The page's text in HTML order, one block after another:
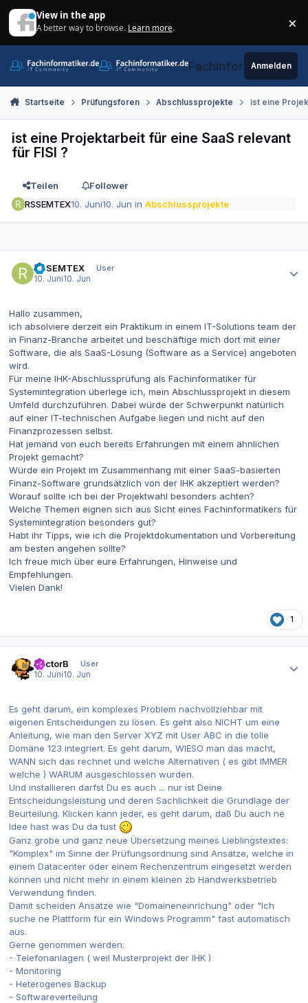
View in the app
A better way to browse. Learn more. ×
Fachinformatiker.de
Anmelden
Startseite Prüfungsforen Abschlussprojekte ist eine
ist eine Projektarbeit für eine SaaS relevant
für FISI ?
Teilen
Follower
RSSEMTEX10. Juni10. Jun inAbschlussprojekte
RSSEMTEX
User
10. Juni10. Jun
Hallo zusammen,
ich absolviere derzeit ein Praktikum in einem IT-Solutions team der
in Finanz-Branche arbeitet und beschäftige mich dort mit einer
Software, die als SaaS-Lösung (Software as a Service) angeboten
wird.
Für meine IHK-Abschlussprüfung als Fachinformatiker für
Systemintegration überlege ich, mein Abschlussprojekt in diesem
Umfeld durchzuführen. Dabei würde der Schwerpunkt natürlich
auf einer IT-technischen Aufgabe liegen und nicht auf den
Finanzprozessen selbst.
Hat jemand von euch bereits Erfahrungen mit einem ähnlichen
Projekt gemacht?
Würde ein Projekt im Zusammenhang mit einer SaaS-basierten
Finanz-Software grundsätzlich von der IHK akzeptiert werden?
Worauf sollte ich bei der Projektwahl besonders achten?
Welche Themen eignen sich aus Sicht eines Fachinformatikers für
Systemintegration besonders gut?
Habt ihr Tipps, wie ich die Projektdokumentation und Vorbereitung
am besten angehen sollte?
Ich freue mich über eure Erfahrungen, Hinweise und
Empfehlungen.
Vielen Dank!
1
DoctorB
User
10. Juni10. Jun
Es geht darum, ein komplexes Problem nachvollziehbar mit
eigenen Entscheidungen zu lösen. Es geht also NICHT um eine
Anleitung, wie man den Server XYZ mit User ABC in die tolle
Domäne 123 integriert. Es geht darum, WIESO man das macht,
WANN sich das rechnet und welche Alternativen ( es gibt IMMER
welche ) WARUM ausgeschlossen wurden.
Und installieren darfst Du es auch ... nur ist Deine
Entscheidungsleistung und deren Sachlichkeit die Grundlage der
Beurteilung. Klicken kann jeder, es geht darum, daß Du auch ne
Idee hast was Du da tust
Ganz grobe und ganz neue Übersetzung meines Lieblingstextes:
"Komplex" im Sinne der Prüfungsordnung sind Ansätze, welche in
einem Datacenter oder einem Rechenzentrum eingesetzt werden
können und nicht mehr in einem kleinen zb Handwerksbetrieb
Verwendung finden.
Damit scheiden Ansätze wie "Domaineneinrichung" oder "Ich
suche ne Plattform für ein Windows Programm" fast automatisch
aus.
Gerne genommen werden:
- Telefonanlagen ( weil Musterprojekt der IHK )
- Monitoring
- Heterogenes Backup
- Softwareverteilung